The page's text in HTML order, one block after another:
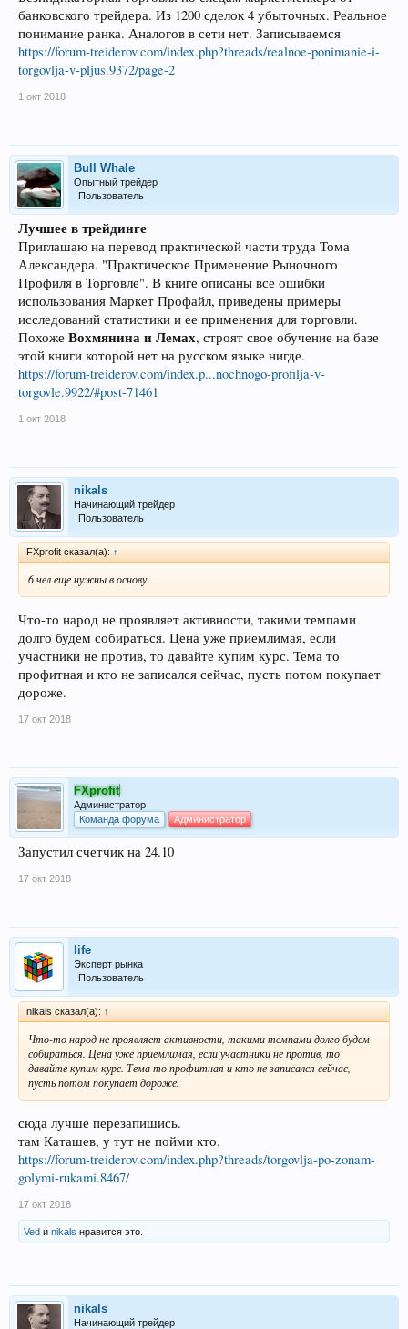
банковского трейдера. Из 1200 сделок 4 убыточных. Реальное
понимание ранка. Аналогов в сети нет. Записываемся
https://forum-treiderov.com/index.php?threads/realnoe-ponimanie-i-
torgovlja-v-pljus.9372/page-2
1 окт 2018
Bull Whale
Опытный трейдер
Пользователь
Лучшее в трейдинге
Приглашаю на перевод практической части труда Тома
Александера. "Практическое Применение Рыночного
Профиля в Торговле". В книге описаны все ошибки
использования Маркет Профайл, приведены примеры
исследований статистики и ее применения для торговли.
Похоже Вохмянина и Лемах, строят свое обучение на базе
этой книги которой нет на русском языке нигде.
https://forum-treiderov.com/index.p...nochnogo-profilja-v-
torgovle.9922/#post-71461
1 окт 2018
nikals
Начинающий трейдер
Пользователь
FXprofit сказал(а): ↑
6 чел еще нужны в основу
Что-то народ не проявляет активности, такими темпами
долго будем собираться. Цена уже приемлимая, если
участники не против, то давайте купим курс. Тема то
профитная и кто не записался сейчас, пусть потом покупает
дороже.
17 окт 2018
FXprofit
Администратор
Команда форума
Администратор
Запустил счетчик на 24.10
17 окт 2018
life
Эксперт рынка
Пользователь
nikals сказал(а): ↑
Что-то народ не проявляет активности, такими темпами долго будем
собираться. Цена уже приемлимая, если участники не против, то
давайте купим курс. Тема то профитная и кто не записался сейчас,
пусть потом покупает дороже.
сюда лучше перезапишись.
там Каташев, у тут не пойми кто.
https://forum-treiderov.com/index.php?threads/torgovlja-po-zonam-
golymi-rukami.8467/
17 окт 2018
Ved и nikals нравится это.
nikals
Начинающий трейдер